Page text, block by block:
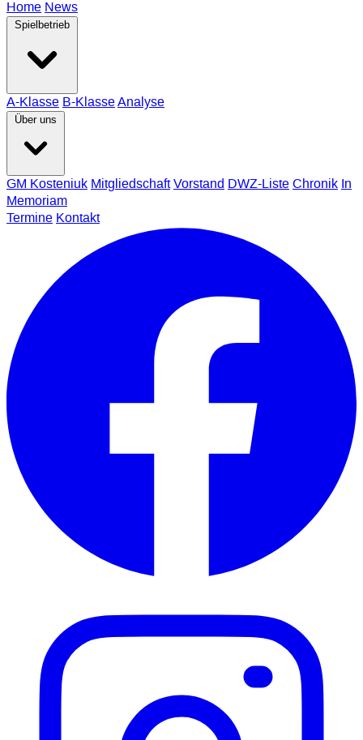
Home News
Spielbetrieb
A-Klasse B-KlasseAnalyse
Über uns
GM Kosteniuk Mitgliedschaft Vorstand DWZ-Liste Chronik In
Memoriam
Termine Kontakt